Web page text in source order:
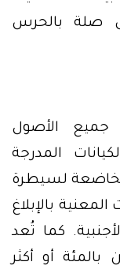
صلة بالحرس
جميع الأصول
المدرجة
الخاضعة لسيطرة
بالإبلاغ
كما تُعد
أو أكثر